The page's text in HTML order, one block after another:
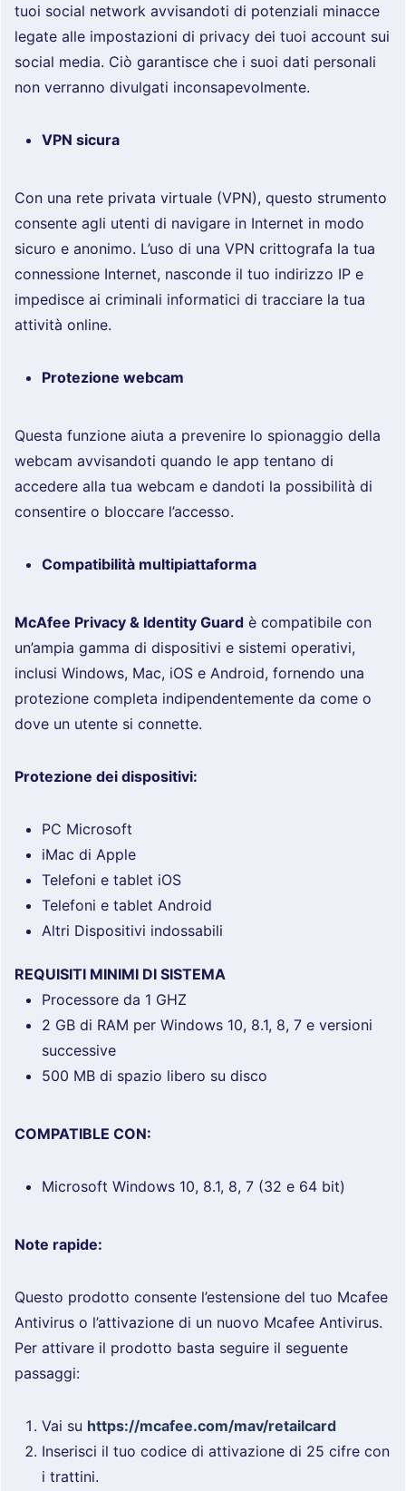
tuoi social network avvisandoti di potenziali minacce
legate alle impostazioni di privacy dei tuoi account sui
social media. Ciò garantisce che i suoi dati personali
non verranno divulgati inconsapevolmente.
VPN sicura
Con una rete privata virtuale (VPN), questo strumento
consente agli utenti di navigare in Internet in modo
sicuro e anonimo. L’uso di una VPN crittografa la tua
connessione Internet, nasconde il tuo indirizzo IP e
impedisce ai criminali informatici di tracciare la tua
attività online.
Protezione webcam
Questa funzione aiuta a prevenire lo spionaggio della
webcam avvisandoti quando le app tentano di
accedere alla tua webcam e dandoti la possibilità di
consentire o bloccare l’accesso.
Compatibilità multipiattaforma
McAfee Privacy & Identity Guard è compatibile con
un’ampia gamma di dispositivi e sistemi operativi,
inclusi Windows, Mac, iOS e Android, fornendo una
protezione completa indipendentemente da come o
dove un utente si connette.
Protezione dei dispositivi:
PC Microsoft
iMac di Apple
Telefoni e tablet iOS
Telefoni e tablet Android
Altri Dispositivi indossabili
REQUISITI MINIMI DI SISTEMA
Processore da 1 GHZ
2 GB di RAM per Windows 10, 8.1, 8, 7 e versioni
successive
500 MB di spazio libero su disco
COMPATIBLE CON:
Microsoft Windows 10, 8.1, 8, 7 (32 e 64 bit)
Note rapide:
Questo prodotto consente l’estensione del tuo Mcafee
Antivirus o l’attivazione di un nuovo Mcafee Antivirus.
Per attivare il prodotto basta seguire il seguente
passaggi:
Vai su https://mcafee.com/mav/retailcard
Inserisci il tuo codice di attivazione di 25 cifre con
i trattini.